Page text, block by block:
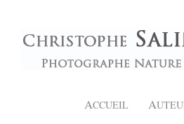
ACCUEIL A